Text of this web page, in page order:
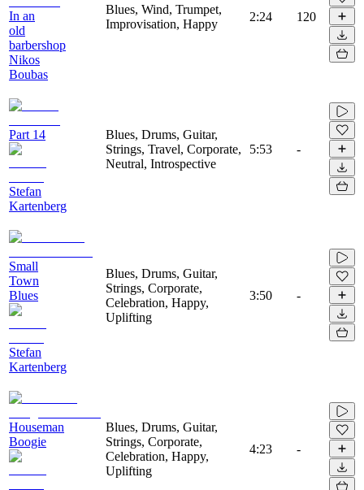
In an
old
barbershop
Nikos
Boubas
Blues, Wind, Trumpet,
Improvisation, Happy
2:24 120
Part 14
Stefan
Kartenberg
Blues, Drums, Guitar,
Strings, Travel, Corporate,
Neutral, Introspective
5:53 -
Small
Town
Blues
Stefan
Kartenberg
Blues, Drums, Guitar,
Strings, Corporate,
Celebration, Happy,
Uplifting
3:50 -
Houseman
Boogie
Blues, Drums, Guitar,
Strings, Corporate,
Celebration, Happy,
Uplifting
4:23 -